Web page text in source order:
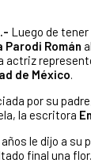
Luego de
Parodi Román
actriz
de México.
por su
la escritora
le dijo a su
final una flor.